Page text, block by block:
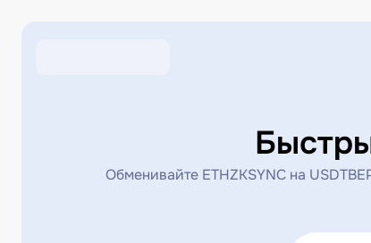
Обменивайте ETHZKSYNC на